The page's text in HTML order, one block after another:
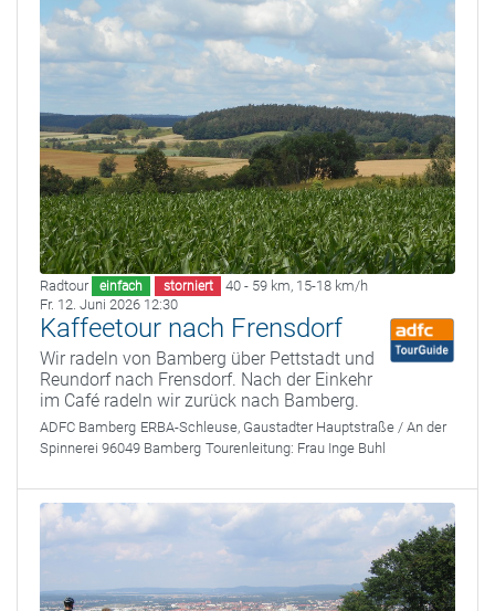
Radtour einfach storniert 40 - 59 km, 15-18 km/h
Fr. 12. Juni 2026 12:30
Kaffeetour nach Frensdorf
Wir radeln von Bamberg über Pettstadt und
Reundorf nach Frensdorf. Nach der Einkehr
im Café radeln wir zurück nach Bamberg.
ADFC Bamberg ERBA-Schleuse, Gaustadter Hauptstraße / An der
Spinnerei 96049 Bamberg Tourenleitung: Frau Inge Buhl